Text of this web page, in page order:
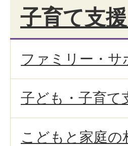
子育て支
ファミリー・
子ども・子育て
こどもと家庭の